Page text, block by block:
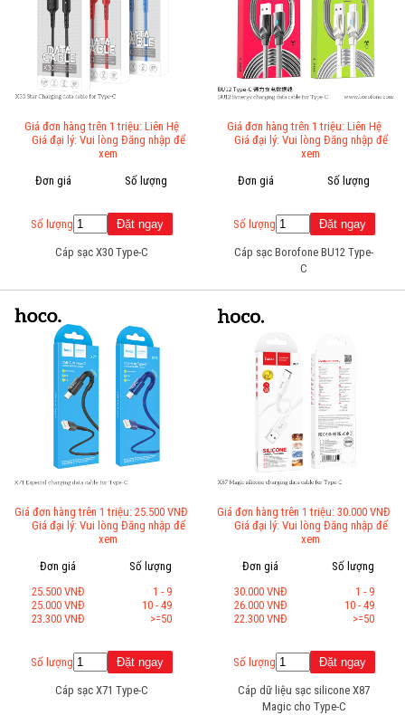
Giá đơn hàng trên 1 triệu: Liên Hệ
Giá đại lý: Vui lòng Đăng nhập để
xem
Đơn giá
Số lượng
Số lượng
Cáp sạc X30 Type-C
Giá đơn hàng trên 1 triệu: Liên Hệ
Giá đại lý: Vui lòng Đăng nhập để
xem
Đơn giá
Số lượng
Số lượng
Cáp sạc Borofone BU12 Type-
C
Giá đơn hàng trên 1 triệu: 25.500 VNĐ
Giá đại lý: Vui lòng Đăng nhập để
xem
Đơn giá
25.500 VNĐ
25.000 VNĐ
23.300 VNĐ
Số lượng
1 - 9
10 - 49
>=50
Số lượng
Cáp sạc X71 Type-C
Giá đơn hàng trên 1 triệu: 30.000 VNĐ
Giá đại lý: Vui lòng Đăng nhập để
xem
Đơn giá
30.000 VNĐ
26.000 VNĐ
22.300 VNĐ
Số lượng
1 - 9
10 - 49
>=50
Số lượng
Cáp dữ liệu sạc silicone X87
Magic cho Type-C